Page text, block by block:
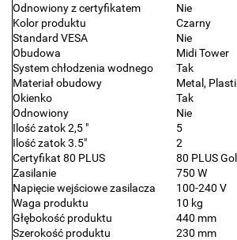
Odnowiony z certyfikatem
Nie
Kolor produktu
Czarny
Standard VESA
Nie
Obudowa
Midi Tower
System chłodzenia wodnego
Tak
Materiał obudowy
Metal,
Okienko
Tak
Odnowiony
Nie
Ilość zatok 2,5 "
5
Ilość zatok 3.5"
2
Certyfikat 80 PLUS
80 PLUS
Zasilanie
750 W
Napięcie wejściowe zasilacza
100-240 V
Waga produktu
10 kg
Głębokość produktu
440 mm
Szerokość produktu
230 mm